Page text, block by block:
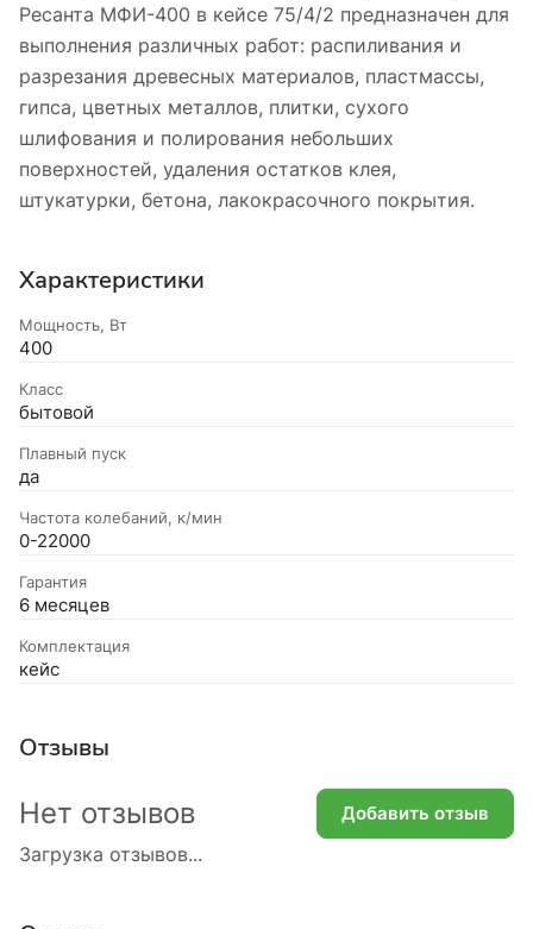
Ресанта МФИ-400 в кейсе 75/4/2 предназначен для
выполнения различных работ: распиливания и
разрезания древесных материалов, пластмассы,
гипса, цветных металлов, плитки, сухого
шлифования и полирования небольших
поверхностей, удаления остатков клея,
штукатурки, бетона, лакокрасочного покрытия.
Характеристики
Мощность, Вт
400
Класс
бытовой
Плавный пуск
да
Частота колебаний, к/мин
0-22000
Гарантия
6 месяцев
Комплектация
кейс
Отзывы
Загрузка отзывов...
Нет отзывов Добавить отзыв